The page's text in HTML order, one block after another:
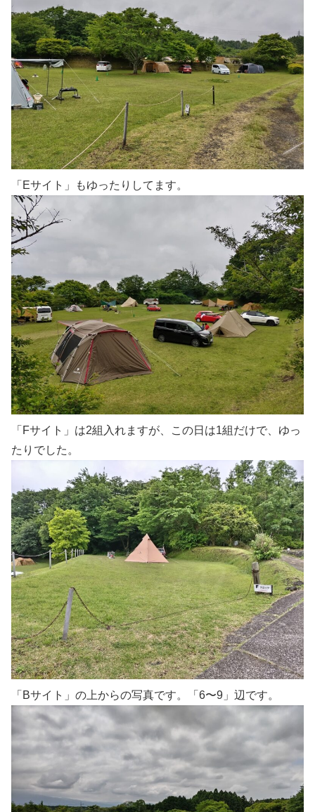
「Eサイト」もゆったりしてます。
「Fサイト」は2組入れますが、この日は1組だけで、ゆっ
たりでした。
「Bサイト」の上からの写真です。「6〜9」辺です。